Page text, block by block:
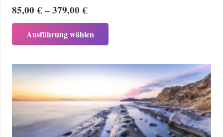
85,00€–379,00€Preisspanne:
85,00 €
bis
379,00 €
Ausführung wählen
mehrere
Varianten
auf.
Die
Optionen
können